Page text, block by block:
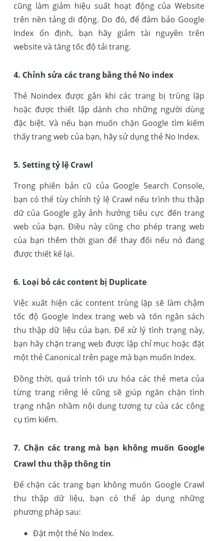
cũng làm giảm hiệu suất hoạt động của Website
trên nền tảng di động. Do đó, để đảm bảo Google
Index ổn định, bạn hãy giảm tài nguyên trên
website và tăng tốc độ tải trang.
4. Chỉnh sửa các trang bằng thẻ No index
Thẻ Noindex được gắn khi các trang bị trùng lặp
hoặc được thiết lập dành cho những người dùng
đặc biệt. Và nếu bạn muốn chặn Google tìm kiếm
thấy trang web của bạn, hãy sử dụng thẻ No Index.
5. Setting tỷ lệ Crawl
Trong phiên bản cũ của Google Search Console,
bạn có thể tùy chỉnh tỷ lệ Crawl nếu trình thu thập
dữ của Google gây ảnh hưởng tiêu cực đến trang
web của bạn. Điều này cũng cho phép trang web
của bạn thêm thời gian để thay đổi nếu nó đang
được thiết kế lại.
6. Loại bỏ các content bị Duplicate
Việc xuất hiện các content trùng lặp sẽ làm chậm
tốc độ Google Index trang web và tốn ngân sách
thu thập dữ liệu của bạn. Để xử lý tình trạng này,
bạn hãy chặn trang web được lập chỉ mục hoặc đặt
một thẻ Canonical trên page mà bạn muốn Index.
Đồng thời, quá trình tối ưu hóa các thẻ meta của
từng trang riêng lẻ cũng sẽ giúp ngăn chặn tình
trạng nhận nhầm nội dung tương tự của các công
cụ tìm kiếm.
7. Chặn các trang mà bạn không muốn Google
Crawl thu thập thông tin
Để chặn các trang bạn không muốn Google Crawl
thu thập dữ liệu, bạn có thể áp dụng những
phương pháp sau:
Đặt một thẻ No Index.